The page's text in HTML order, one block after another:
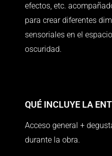
efectos, etc.
para crear diferentes
sensoriales en el
oscuridad.
QUÉ INCLUYE LA
Acceso general +
durante la obra.